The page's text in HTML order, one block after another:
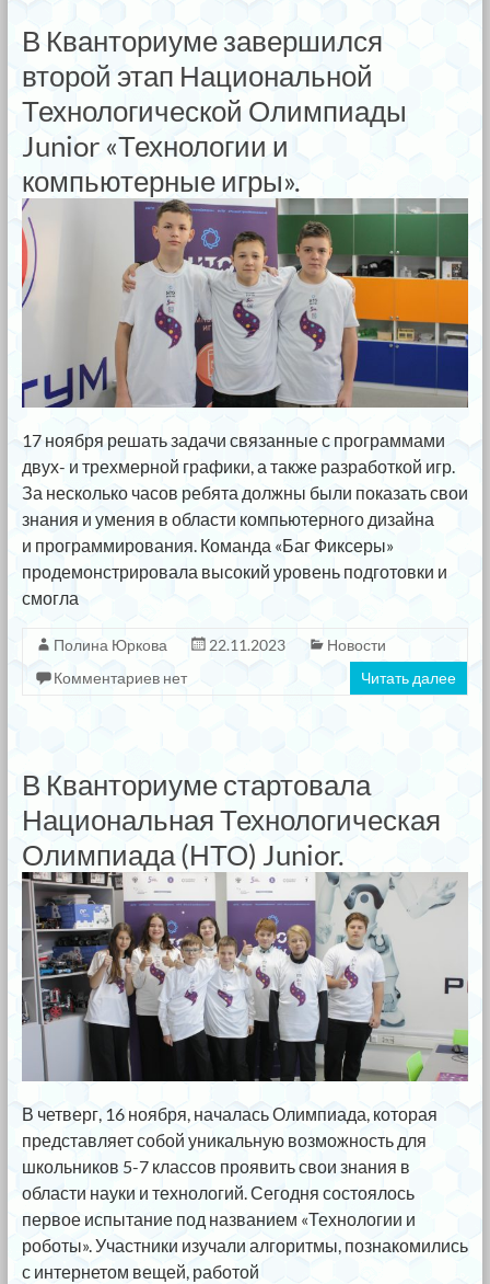
В Кванториуме завершился
второй этап Национальной
Технологической Олимпиады
Junior «Технологии и
компьютерные игры».
17 ноября решать задачи связанные с программами
двух- и трехмерной графики, а также разработкой игр.
За несколько часов ребята должны были показать свои
знания и умения в области компьютерного дизайна
и программирования. Команда «Баг Фиксеры»
продемонстрировала высокий уровень подготовки и
смогла
Полина Юркова 22.11.2023
Новости
Комментариев нет
Читать далее
В Кванториуме стартовала
Национальная Технологическая
Олимпиада (НТО) Junior.
В четверг, 16 ноября, началась Олимпиада, которая
представляет собой уникальную возможность для
школьников 5-7 классов проявить свои знания в
области науки и технологий. Сегодня состоялось
первое испытание под названием «Технологии и
роботы». Участники изучали алгоритмы, познакомились
с интернетом вещей, работой